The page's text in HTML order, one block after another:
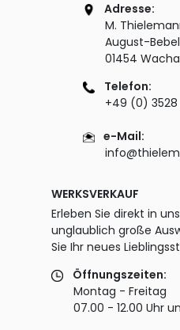
Adresse:
M.
August-
01454
Telefon:
+49 (0) 3528 |
e-Mail:
WERKSVERKAUF
Erleben Sie direkt in
unglaublich große
Sie Ihr neues
Öffnungszeiten:
Montag - Freitag
07.00 - 12.00 Uhr